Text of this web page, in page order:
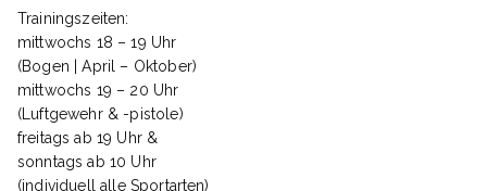
Trainingszeiten:
mittwochs 18 – 19 Uhr
(Bogen | April – Oktober)
mittwochs 19 – 20 Uhr
(Luftgewehr & -pistole)
freitags ab 19 Uhr &
sonntags ab 10 Uhr
(individuell alle Sportarten)